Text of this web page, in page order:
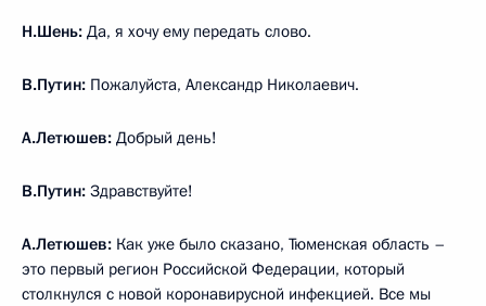
Н.Шень: Да, я хочу ему передать слово.
В.Путин: Пожалуйста, Александр Николаевич.
А.Летюшев: Добрый день!
В.Путин: Здравствуйте!
А.Летюшев: Как уже было сказано, Тюменская область –
это первый регион Российской Федерации, который
столкнулся с новой коронавирусной инфекцией. Все мы